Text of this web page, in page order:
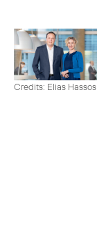
Credits: Elias Hassos